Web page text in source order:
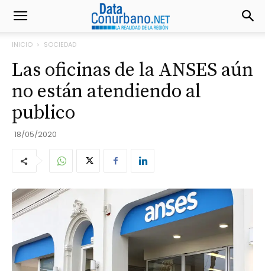
INICIO SOCIEDAD
Las oficinas de la ANSES aún
no están atendiendo al
publico
18/05/2020